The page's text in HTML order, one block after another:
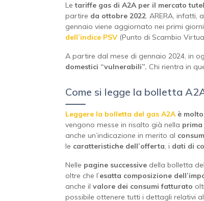
Letariffe gas di A2A per il mercato
partire da ottobre 2022. ARERA, infatti,
gennaio viene aggiornato nei primi
dell’indice PSV (Punto di Scambio
A partire dal mese di gennaio 2024, in
domestici “vulnerabili”. Chi rientra in
Come si legge la bolletta
Leggere la bolletta del gas A2Aè molto
vengono messe in risalto già nella prima
anche un’indicazione in merito al
le caratteristiche dell’offerta, i dati di
Nelle pagine successive della bolletta
oltre che l’esatta composizione
anche il valore dei consumi fatturato
possibile ottenere tutti i dettagli relativi